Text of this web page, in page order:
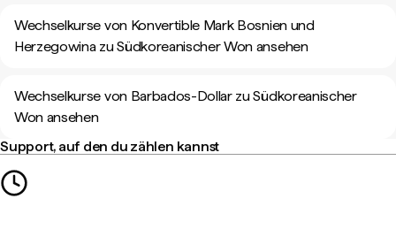
Wechselkurse von Konvertible Mark Bosnien und
Herzegowina zu Südkoreanischer Won ansehen
Wechselkurse von Barbados-Dollar zu Südkoreanischer
Won ansehen
Support, auf den du zählen kannst